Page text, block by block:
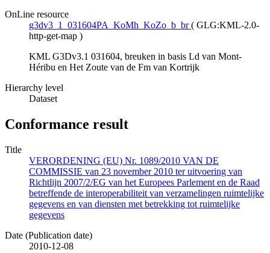
OnLine resource
g3dv3_1_031604PA_KoMh_KoZo_b_br ( GLG:KML-2.0-
http-get-map )
KML G3Dv3.1 031604, breuken in basis Ld van Mont-
Héribu en Het Zoute van de Fm van Kortrijk
Hierarchy level
Dataset
Conformance result
Title
VERORDENING (EU) Nr. 1089/2010 VAN DE
COMMISSIE van 23 november 2010 ter uitvoering van
Richtlijn 2007/2/EG van het Europees Parlement en de Raad
betreffende de interoperabiliteit van verzamelingen ruimtelijke
gegevens en van diensten met betrekking tot ruimtelijke
gegevens
Date (Publication date)
2010-12-08